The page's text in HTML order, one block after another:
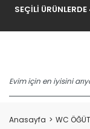
SEÇİLİ
Anasayfa WC